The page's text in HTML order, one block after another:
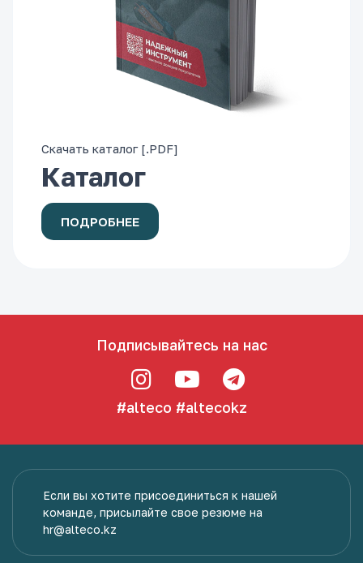
Скачать каталог [.PDF]
Каталог
ПОДРОБНЕЕ
Подписывайтесь на нас
#alteco #altecokz
Если вы хотите присоединиться к нашей
команде, присылайте свое резюме на
hr@alteco.kz